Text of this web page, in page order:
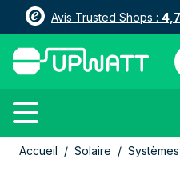
Avis Trusted Shops :
Allez au contenu
Accueil / Solaire /